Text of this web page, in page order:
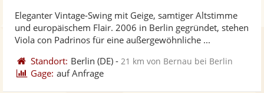
Fotos
5
Eleganter Vintage-Swing mit Geige, samtiger Altstimme
und europäischem Flair. 2006 in Berlin gegründet, stehen
Viola con Padrinos für eine außergewöhnliche ...
Standort: Berlin (DE) - 21 km von Bernau bei Berlin
Gage: auf Anfrage